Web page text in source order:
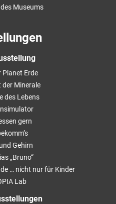
Museums
Planet Erde
der Minerale
des Lebens
gern
Gehirn
„Bruno“
… nicht nur für Kinder
Lab